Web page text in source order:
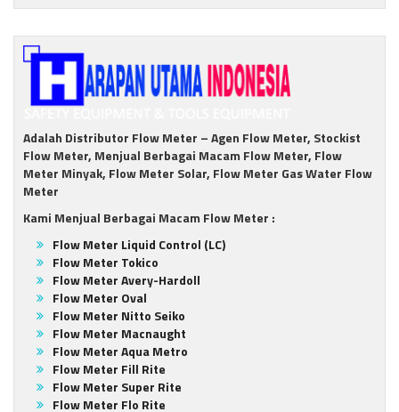
Adalah Distributor Flow Meter – Agen Flow Meter, Stockist
Flow Meter, Menjual Berbagai Macam Flow Meter, Flow
Meter Minyak, Flow Meter Solar, Flow Meter Gas Water Flow
Meter
Kami Menjual Berbagai Macam Flow Meter :
Flow Meter Liquid Control (LC)
Flow Meter Tokico
Flow Meter Avery-Hardoll
Flow Meter Oval
Flow Meter Nitto Seiko
Flow Meter Macnaught
Flow Meter Aqua Metro
Flow Meter Fill Rite
Flow Meter Super Rite
Flow Meter Flo Rite